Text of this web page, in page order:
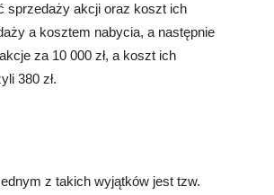
sprzedaży akcji oraz koszt ich
a kosztem nabycia, a następnie
za 10 000 zł, a koszt ich
380 zł.
z takich wyjątków jest tzw.